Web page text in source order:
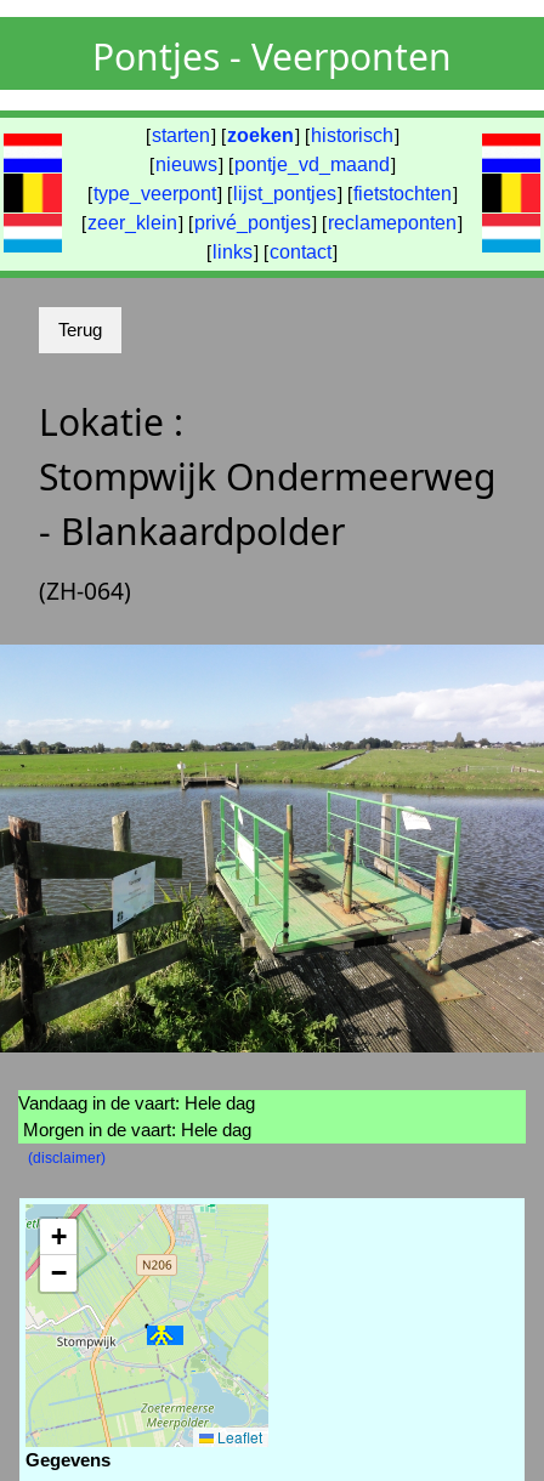
Pontjes - Veerponten
[starten] [zoeken] [ historisch]
[nieuws] [pontje_vd_maand]
[type_veerpont] [ lijst_pontjes] [fietstochten]
[zeer_klein] [privé_pontjes] [reclameponten]
[ links] [contact]
Lokatie :
Stompwijk Ondermeerweg
- Blankaardpolder
(ZH-064)
Vandaag in de vaart: Hele dag
Morgen in de vaart: Hele dag
(disclaimer)
+
−
Leaflet
Gegevens